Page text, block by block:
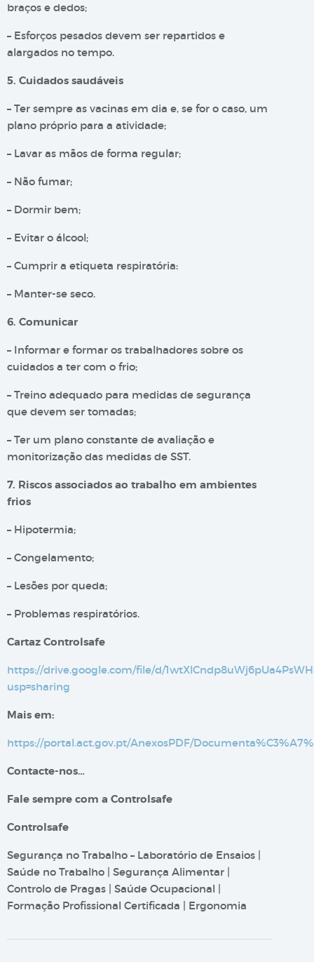
braços e dedos;
– Esforços pesados devem ser repartidos e
alargados no tempo.
5. Cuidados saudáveis
– Ter sempre as vacinas em dia e, se for o caso, um
plano próprio para a atividade;
– Lavar as mãos de forma regular;
– Não fumar;
– Dormir bem;
– Evitar o álcool;
– Cumprir a etiqueta respiratória:
– Manter-se seco.
6. Comunicar
– Informar e formar os trabalhadores sobre os
cuidados a ter com o frio;
– Treino adequado para medidas de segurança
que devem ser tomadas;
– Ter um plano constante de avaliação e
monitorização das medidas de SST.
7. Riscos associados ao trabalho em ambientes
frios
– Hipotermia;
– Congelamento;
– Lesões por queda;
– Problemas respiratórios.
Cartaz Controlsafe
https://drive.google.com/file/d/
usp=sharing
Mais em:
https://portal.act.gov.pt/AnexosPDF/
Contacte-nos…
Fale sempre com a Controlsafe
Controlsafe
Segurança no Trabalho – Laboratório de Ensaios |
Saúde no Trabalho | Segurança Alimentar |
Controlo de Pragas | Saúde Ocupacional |
Formação Profissional Certificada | Ergonomia